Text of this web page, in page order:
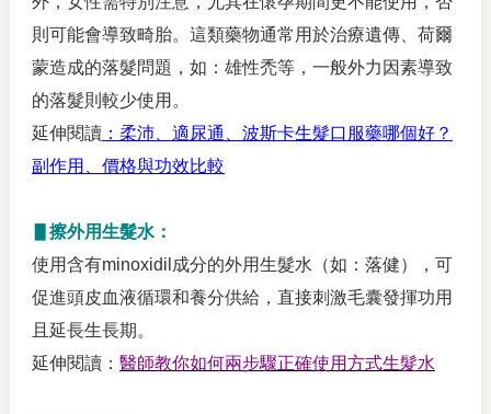
則可能會導致畸胎。這類藥物通常用於治療遺傳、荷爾
蒙造成的落髮問題，如：雄性禿等，一般外力因素導致
的落髮則較少使用。
延伸閱讀：柔沛、適尿通、波斯卡生髮口服藥哪個好？
副作用、價格與功效比較
▋擦外用生髮水：
使用含有minoxidil成分的外用生髮水（如：落健），可
促進頭皮血液循環和養分供給，直接刺激毛囊發揮功用
且延長生長期。
延伸閱讀： 醫師教你如何兩步驟正確使用方式生髮水